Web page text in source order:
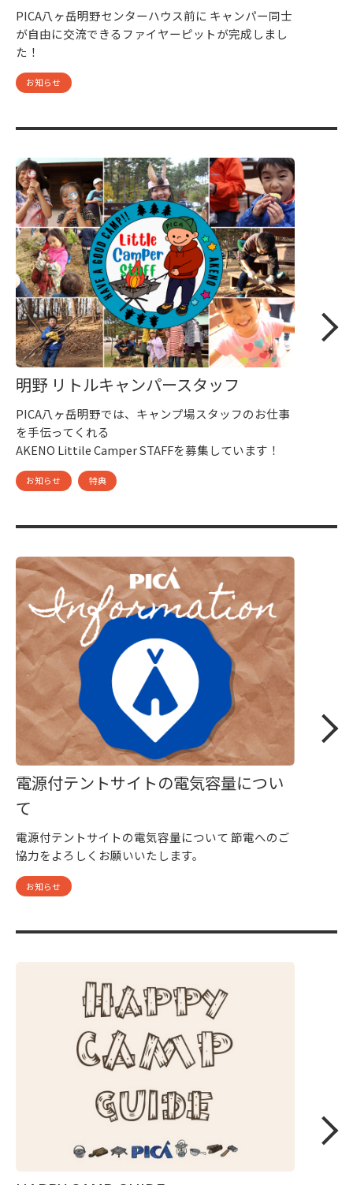
PICA八ヶ岳明野センターハウス前に キャンパー同士
が自由に交流できるファイヤーピットが完成しまし
た！
お知らせ
明野 リトルキャンパースタッフ
PICA八ヶ岳明野では、キャンプ場スタッフのお仕事
を手伝ってくれる
AKENO Littile Camper STAFFを募集しています！
お知らせ 特典
電源付テントサイトの電気容量につい
て
電源付テントサイトの電気容量について 節電へのご
協力をよろしくお願いいたします。
お知らせ